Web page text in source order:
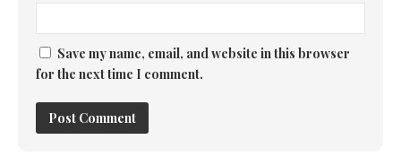
Save my name, email, and website in this browser
for the next time I comment.